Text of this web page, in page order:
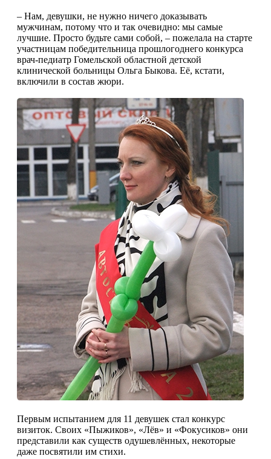
– Нам, девушки, не нужно ничего доказывать
мужчинам, потому что и так очевидно: мы самые
лучшие. Просто будьте сами собой, – пожелала на старте
участницам победительница прошлогоднего конкурса
врач-педиатр Гомельской областной детской
клинической больницы Ольга Быкова. Её, кстати,
включили в состав жюри.
Первым испытанием для 11 девушек стал конкурс
визиток. Своих «Пыжиков», «Лёв» и «Фокусиков» они
представили как существ одушевлённых, некоторые
даже посвятили им стихи.